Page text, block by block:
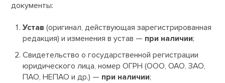
документы:
Устав (оригинал, действующая зарегистрированная
редакция) и изменения в устав — при наличии;
Свидетельство о государственной регистрации
юридического лица, номер ОГРН (ООО, ОАО, ЗАО,
ПАО, НЕПАО и др.) — при наличии;